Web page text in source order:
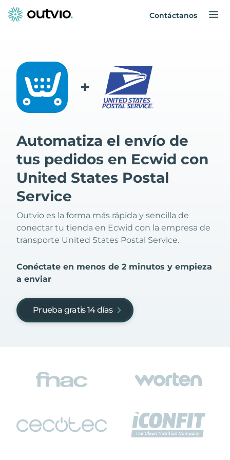
Contáctanos
+
Automatiza el envío de
tus pedidos en Ecwid con
United States Postal
Service
Outvio es la forma más rápida y sencilla de
conectar tu tienda en Ecwid con la empresa de
transporte United States Postal Service.
Conéctate en menos de 2 minutos y empieza
a enviar
Prueba gratis 14 días